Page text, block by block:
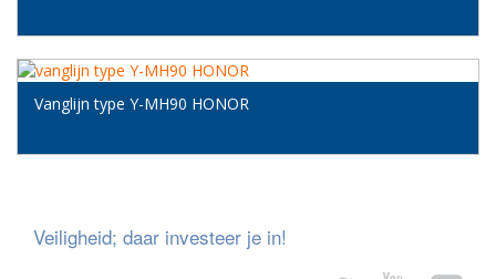
Vanglijn type Y-MH90 HONOR
Veiligheid; daar investeer je in!